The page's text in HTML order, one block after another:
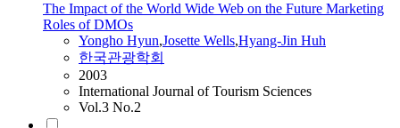
The Impact of the World Wide Web on the Future Marketing
Roles of DMOs
Yongho Hyun,Josette Wells,Hyang-Jin Huh
한국관광학회
2003
International Journal of Tourism Sciences
Vol.3 No.2